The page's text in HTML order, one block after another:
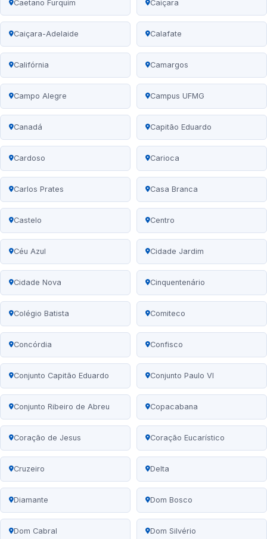
Caetano Furquim Caiçara
Caiçara-Adelaide Calafate
Califórnia Camargos
Campo Alegre Campus UFMG
Canadá Capitão Eduardo
Cardoso Carioca
Carlos Prates Casa Branca
Castelo Centro
Céu Azul Cidade Jardim
Cidade Nova Cinquentenário
Colégio Batista Comiteco
Concórdia Confisco
Conjunto Capitão Eduardo Conjunto Paulo VI
Conjunto Ribeiro de Abreu Copacabana
Coração de Jesus Coração Eucarístico
Cruzeiro Delta
Diamante Dom Bosco
Dom Cabral Dom Silvério